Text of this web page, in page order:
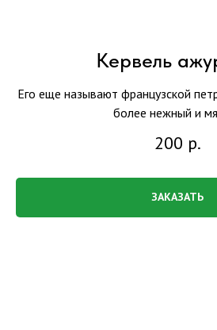
Кервель
Его еще называют французской
более нежный и
200 р.
ЗАКАЗАТЬ